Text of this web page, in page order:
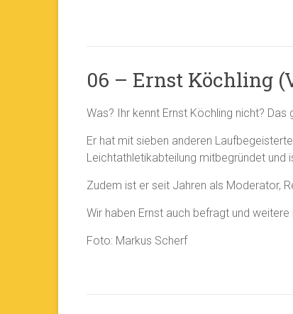
06 – Ernst Köchling
Was? Ihr kennt Ernst Köchling nicht? Das
Er hat mit sieben anderen
Leichtathletikabteilung mitbegründet und
Zudem ist er seit Jahren als Moderator,
Wir haben Ernst auch befragt und
Foto: Markus Scherf